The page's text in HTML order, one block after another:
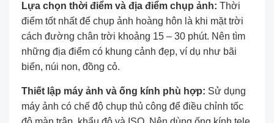
Lựa chọn thời điểm và địa điểm chụp ảnh: Thời
điểm tốt nhất để chụp ảnh hoàng hôn là khi mặt trời
cách đường chân trời khoảng 15 – 30 phút. Nên tìm
những địa điểm có khung cảnh đẹp, ví dụ như bãi
biển, núi non, đồng cỏ.
Thiết lập máy ảnh và ống kính phù hợp: Sử dụng
máy ảnh có chế độ chụp thủ công để điều chỉnh tốc